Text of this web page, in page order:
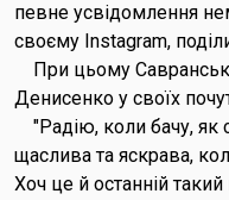
певне усвідомлення
своєму Instagram,
При цьому
Денисенко у своїх
"Радію, коли бачу, як
щаслива та яскрава,
Хоч це й останній